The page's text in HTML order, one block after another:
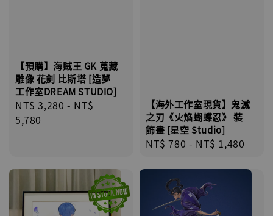
【預購】海賊王 GK 蒐藏
雕像 花劍 比斯塔 [造夢
工作室DREAM STUDIO]
Regular
price
NT$ 3,280 - NT$
5,780
【海外工作室現貨】鬼滅
之刃《火焰蝴蝶忍》 裝
飾畫 [星空 Studio]
Regular
NT$ 780 - NT$ 1,480